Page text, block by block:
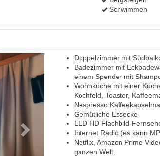
Schwimmen
Next
Doppelzimmer mit
Badezimmer mit
einem Spender mit
Wohnküche mit einer
Kochfeld, Toaster,
Nespresso
Gemütliche Essecke
LED HD Flachbild-
Internet Radio (es kann
Netflix, Amazon Prime
ganzen Welt.